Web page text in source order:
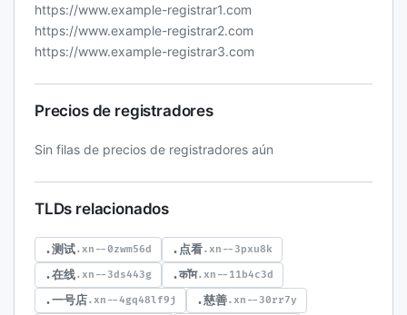
https://www.example-registrar1.com
https://www.example-registrar2.com
https://www.example-registrar3.com
Precios de registradores
Sin filas de precios de registradores aún
TLDs relacionados
.测试.xn--0zwm56d .点看.xn--3pxu8k
.在线.xn--3ds443g .कॉम.xn--11b4c3d
.一号店.xn--4gq48lf9j .慈善.xn--30rr7y